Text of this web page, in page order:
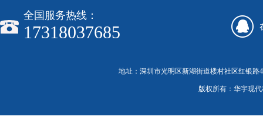
全国服务热线：
17318037685
地址：深圳市光明区新湖街道楼村社区红银
版权所有：华宇现